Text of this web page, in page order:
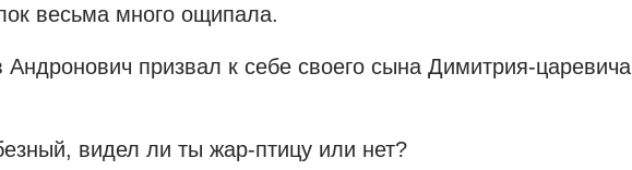
весьма много ощипала.
призвал к себе своего сына Димитрия-царевича
видел ли ты жар-птицу или нет?